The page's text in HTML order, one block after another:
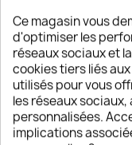
sur la couche
● 6 ● Effectuer
bords pour
éventuelles
Ce magasin vous
d'optimiser les
réseaux sociaux et
cookies tiers liés
utilisés pour vous
les réseaux
personnalisées.
implications